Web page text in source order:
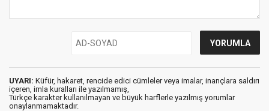
UYARI: Küfür, hakaret, rencide edici cümleler veya imalar, inançlara saldırı
içeren, imla kuralları ile yazılmamış,
Türkçe karakter kullanılmayan ve büyük harflerle yazılmış yorumlar
onaylanmamaktadır.